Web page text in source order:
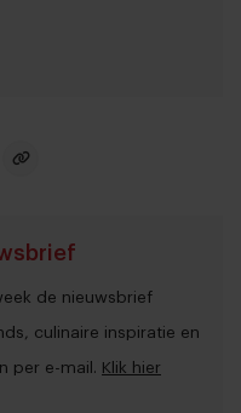
de nieuwsbrief
culinaire inspiratie en
per e-mail. Klik hier